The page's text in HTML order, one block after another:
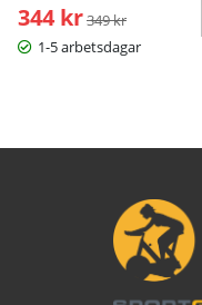
344 kr Ordinarie pris:
349 kr
1-5 arbetsdagar